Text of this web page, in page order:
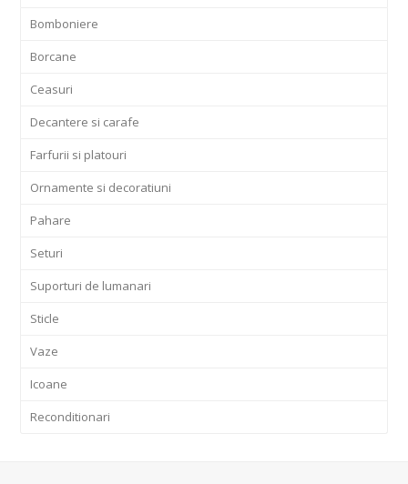
Bomboniere
Borcane
Ceasuri
Decantere si carafe
Farfurii si platouri
Ornamente si decoratiuni
Pahare
Seturi
Suporturi de lumanari
Sticle
Vaze
Icoane
Reconditionari